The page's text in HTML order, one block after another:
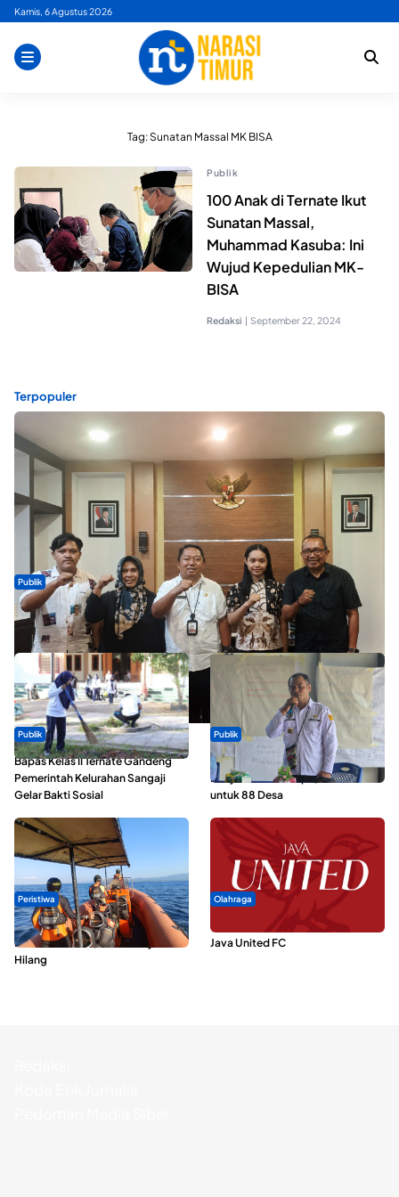
Skip
content
Kamis, 6 Agustus 2026
Tag:Sunatan Massal MK BISA
Publik
100 Anak di Ternate Ikut
Sunatan Massal,
Muhammad Kasuba: Ini
Wujud Kepedulian MK-
BISA
Redaksi | September 22, 2024
Terpopuler
Publik
Dua Talenta Muda Ternate Wakili Maluku Utara di Gita Bahana
Nusantara 2026
Publik
Bapas Kelas II Ternate Gandeng
Pemerintah Kelurahan Sangaji
Gelar Bakti Sosial
Publik
ABDESI Morotai Apresiasi
Penyaluran ADD Rp3,13 Miliar
untuk 88 Desa
Peristiwa
Dua Longboat Bertabrakan di
Perairan Taliabu, Satu Nelayan
Hilang
Olahraga
Dari Malut United Berubah Jadi
Java United FC